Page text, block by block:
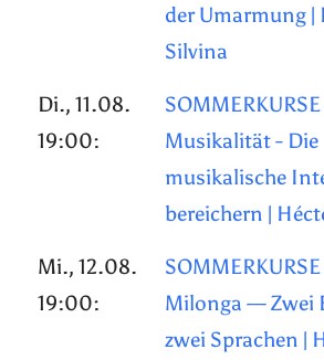
der Umarmung |
Silvina
Di., 11.08.
19:00:
Musikalität - Die
musikalische
bereichern |
Mi., 12.08.
19:00:
Milonga — Zwei
zwei Sprachen |